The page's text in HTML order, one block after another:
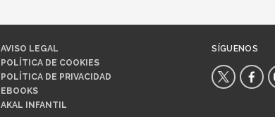
AVISO LEGAL
POLÍTICA DE COOKIES
POLÍTICA DE PRIVACIDAD
EBOOKS
AKAL INFANTIL
SÍGUENOS